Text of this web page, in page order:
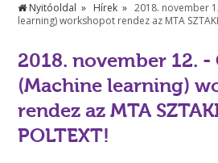
Nyitóoldal Hírek
2018. november
learning) workshopot rendez az MTA SZTAKI
2018. november 12. -
(Machine learning)
rendez az MTA
POLTEXT!